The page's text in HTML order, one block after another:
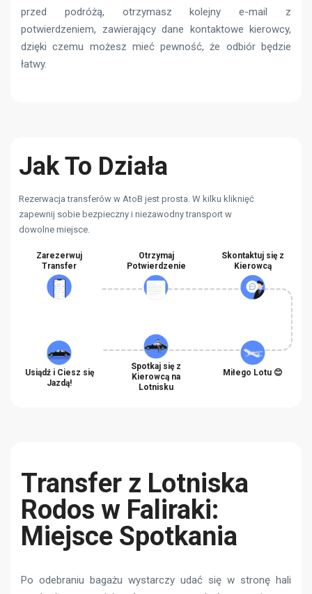
przed podróżą, otrzymasz kolejny e-mail z
potwierdzeniem, zawierający dane kontaktowe kierowcy,
dzięki czemu możesz mieć pewność, że odbiór będzie
łatwy.
Jak To Działa
Rezerwacja transferów w AtoB jest prosta. W kilku kliknięć
zapewnij sobie bezpieczny i niezawodny transport w
dowolne miejsce.
Zarezerwuj
Transfer
Otrzymaj
Potwierdzenie
Skontaktuj się z
Kierowcą
Usiądź i Ciesz się
Jazdą!
Spotkaj się z
Kierowcą na
Lotnisku
Miłego Lotu 😊
Transfer z Lotniska
Rodos w Faliraki:
Miejsce Spotkania
Po odebraniu bagażu wystarczy udać się w stronę hali